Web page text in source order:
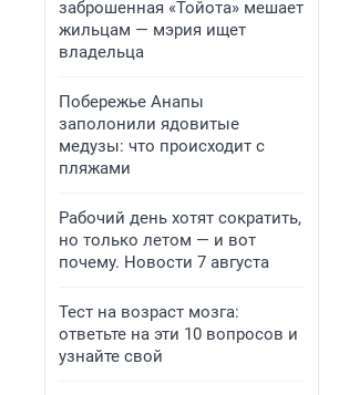
заброшенная «Тойота» мешает
жильцам — мэрия ищет
владельца
Побережье Анапы
заполонили ядовитые
медузы: что происходит с
пляжами
Рабочий день хотят сократить,
но только летом — и вот
почему. Новости 7 августа
Тест на возраст мозга:
ответьте на эти 10 вопросов и
узнайте свой